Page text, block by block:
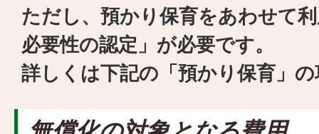
ただし、預かり保育をあわせて
必要性の認定」が必要です。
詳しくは下記の「預かり保育」